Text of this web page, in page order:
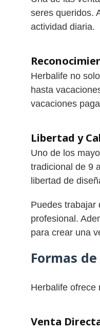
seres queridos.
actividad diaria.
Herbalife no
hasta
vacaciones
Libertad y
Uno de los
tradicional de 9
libertad de
Puedes trabajar
profesional.
para crear una
Formas
Herbalife ofrece
Venta